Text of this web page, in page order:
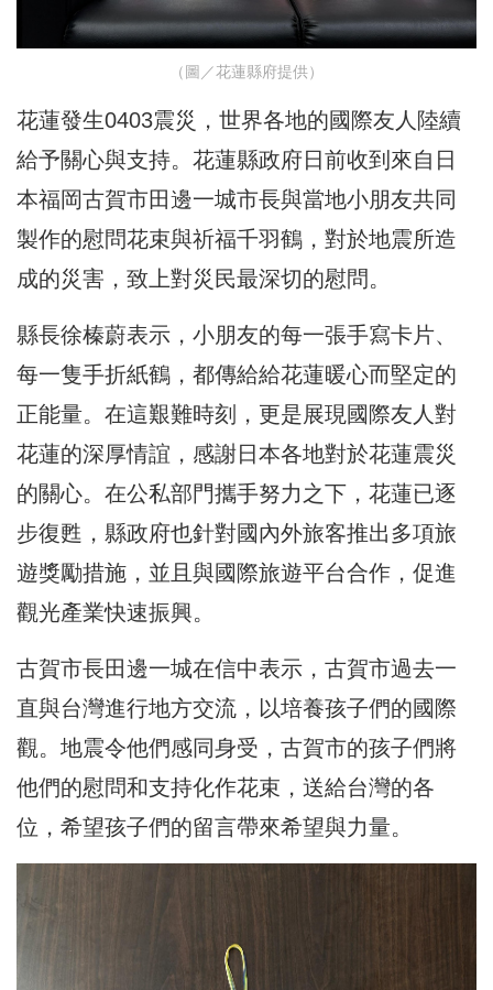
（圖／花蓮縣府提供）
花蓮發生0403震災，世界各地的國際友人陸續
給予關心與支持。花蓮縣政府日前收到來自日
本福岡古賀市田邊一城市長與當地小朋友共同
製作的慰問花束與祈福千羽鶴，對於地震所造
成的災害，致上對災民最深切的慰問。
縣長徐榛蔚表示，小朋友的每一張手寫卡片、
每一隻手折紙鶴，都傳給給花蓮暖心而堅定的
正能量。在這艱難時刻，更是展現國際友人對
花蓮的深厚情誼，感謝日本各地對於花蓮震災
的關心。在公私部門攜手努力之下，花蓮已逐
步復甦，縣政府也針對國內外旅客推出多項旅
遊獎勵措施，並且與國際旅遊平台合作，促進
觀光產業快速振興。
古賀市長田邊一城在信中表示，古賀市過去一
直與台灣進行地方交流，以培養孩子們的國際
觀。地震令他們感同身受，古賀市的孩子們將
他們的慰問和支持化作花束，送給台灣的各
位，希望孩子們的留言帶來希望與力量。